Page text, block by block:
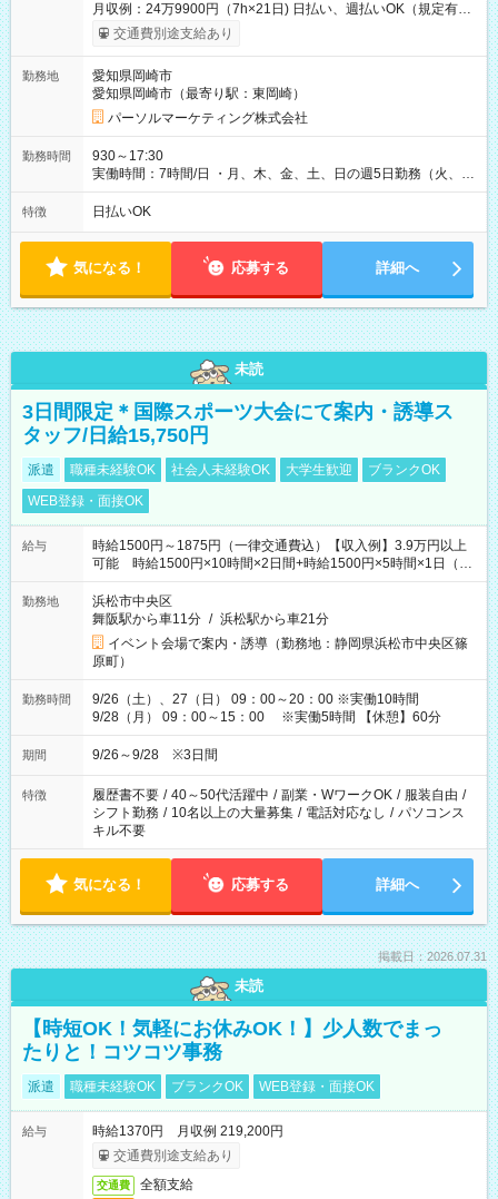
月収例：24万9900円（7h×21日) 日払い、週払いOK（規定有
り） 【試用期間】試用期間なし
交通費別途支給あり
勤務地
愛知県岡崎市
愛知県岡崎市（最寄り駅：東岡崎）
パーソルマーケティング株式会社
勤務時間
930～17:30
実働時間：7時間/日 ・月、木、金、土、日の週5日勤務（火、水
は固定休です／夏季、年末年始等、長期休暇有り！） ・ワンシ
フト！ 残業ほぼナシ（0～5h/月）
特徴 日払いOK
気になる！ 応募する 詳細へ
未読
3日間限定＊国際スポーツ大会にて案内・誘導ス
タッフ/日給15,750円
派遣 職種未経験OK 社会人未経験OK 大学生歓迎
ブランクOK
WEB登録・面接OK
給与
時給1500円～1875円（一律交通費込）【収入例】3.9万円以上
可能 時給1500円×10時間×2日間+時給1500円×5時間×1日（実
働8時間を越えた時給：1875円）
勤務地
浜松市中央区
舞阪駅から車11分 / 浜松駅から車21分
イベント会場で案内・誘導（勤務地：静岡県浜松市中央区篠
原町）
勤務時間
9/26（土）、27（日） 09：00～20：00 ※実働10時間
9/28（月） 09：00～15：00 ※実働5時間 【休憩】60分
期間 9/26～9/28 ※3日間
特徴 履歴書不要 / 40～50代活躍中 / 副業・WワークOK / 服装自由 /
シフト勤務 / 10名以上の大量募集 / 電話対応なし / パソコンス
キル不要
気になる！ 応募する 詳細へ
掲載日：2026.07.31
未読
【時短OK！気軽にお休みOK！】少人数でまっ
たりと！コツコツ事務
派遣 職種未経験OK ブランクOK WEB登録・面接OK
給与
時給1370円 月収例 219,200円
交通費別途支給あり
交通費 全額支給